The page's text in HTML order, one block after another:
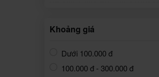
Khoảng giá
Dưới 100.000 đ
100.000 đ - 300.000 đ